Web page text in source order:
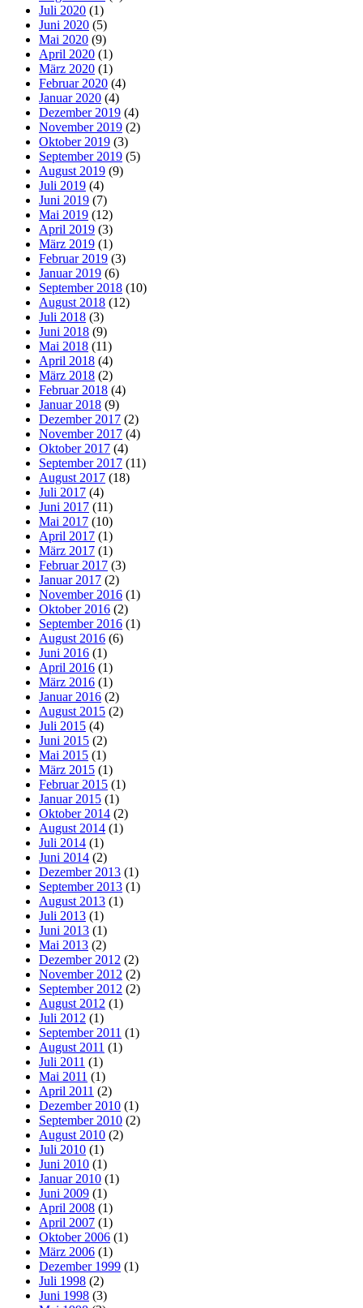
Juli 2020 (1)
Juni 2020 (5)
Mai 2020 (9)
April 2020 (1)
März 2020 (1)
Februar 2020 (4)
Januar 2020 (4)
Dezember 2019 (4)
November 2019 (2)
Oktober 2019 (3)
September 2019 (5)
August 2019 (9)
Juli 2019 (4)
Juni 2019 (7)
Mai 2019 (12)
April 2019 (3)
März 2019 (1)
Februar 2019 (3)
Januar 2019 (6)
September 2018 (10)
August 2018 (12)
Juli 2018 (3)
Juni 2018 (9)
Mai 2018 (11)
April 2018 (4)
März 2018 (2)
Februar 2018 (4)
Januar 2018 (9)
Dezember 2017 (2)
November 2017 (4)
Oktober 2017 (4)
September 2017 (11)
August 2017 (18)
Juli 2017 (4)
Juni 2017 (11)
Mai 2017 (10)
April 2017 (1)
März 2017 (1)
Februar 2017 (3)
Januar 2017 (2)
November 2016 (1)
Oktober 2016 (2)
September 2016 (1)
August 2016 (6)
Juni 2016 (1)
April 2016 (1)
März 2016 (1)
Januar 2016 (2)
August 2015 (2)
Juli 2015 (4)
Juni 2015 (2)
Mai 2015 (1)
März 2015 (1)
Februar 2015 (1)
Januar 2015 (1)
Oktober 2014 (2)
August 2014 (1)
Juli 2014 (1)
Juni 2014 (2)
Dezember 2013 (1)
September 2013 (1)
August 2013 (1)
Juli 2013 (1)
Juni 2013 (1)
Mai 2013 (2)
Dezember 2012 (2)
November 2012 (2)
September 2012 (2)
August 2012 (1)
Juli 2012 (1)
September 2011 (1)
August 2011 (1)
Juli 2011 (1)
Mai 2011 (1)
April 2011 (2)
Dezember 2010 (1)
September 2010 (2)
August 2010 (2)
Juli 2010 (1)
Juni 2010 (1)
Januar 2010 (1)
Juni 2009 (1)
April 2008 (1)
April 2007 (1)
Oktober 2006 (1)
März 2006 (1)
Dezember 1999 (1)
Juli 1998 (2)
Juni 1998 (3)